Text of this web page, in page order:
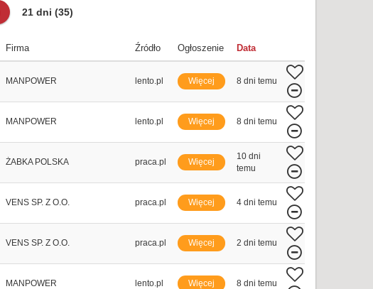
21 dni (35)
Firma Źródło Ogłoszenie Data
MANPOWER lento.pl Więcej 8 dni temu
MANPOWER lento.pl Więcej 8 dni temu
ŻABKA POLSKA praca.pl Więcej
10 dni
temu
VENS SP. Z O.O. praca.pl Więcej 4 dni temu
VENS SP. Z O.O. praca.pl Więcej 2 dni temu
MANPOWER lento.pl Więcej 8 dni temu